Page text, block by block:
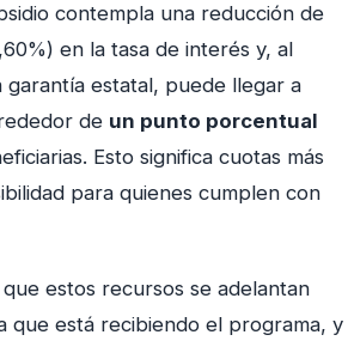
contempla una reducción de
en la tasa de interés y, al
garantía estatal, puede llegar a
de un punto porcentual
Esto significa cuotas más
para quienes cumplen con
estos recursos se adelantan
que está recibiendo el programa, y